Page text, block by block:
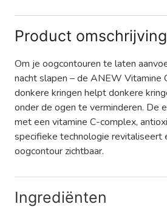
Product omschrijving
Om je oogcontouren te laten
nacht slapen – de ANEW Vitamine
donkere kringen helpt donkere
onder de ogen te verminderen. De
met een vitamine C-complex,
specifieke technologie revitaliseert
oogcontour zichtbaar.
Ingrediënten